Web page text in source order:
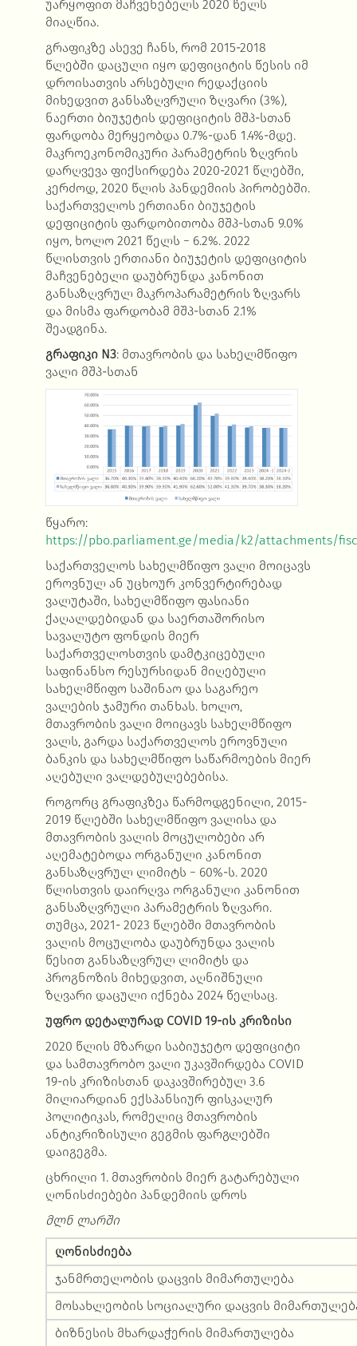
უარყოფით მაჩვენებელს 2020 წელს
მიაღწია.
გრაფიკზე ასევე ჩანს, რომ 2015-2018
წლებში დაცული იყო დეფიციტის წესის იმ
დროისათვის არსებული რედაქციის
მიხედვით განსაზღვრული ზღვარი (3%),
ნაერთი ბიუჯეტის დეფიციტის მშპ-სთან
ფარდობა მერყეობდა 0.7%-დან 1.4%-მდე.
მაკროეკონომიკური პარამეტრის ზღვრის
დარღვევა ფიქსირდება 2020-2021 წლებში,
კერძოდ, 2020 წლის პანდემიის პირობებში.
საქართველოს ერთიანი ბიუჯეტის
დეფიციტის ფარდობითობა მშპ-სთან 9.0%
იყო, ხოლო 2021 წელს − 6.2%. 2022
წლისთვის ერთიანი ბიუჯეტის დეფიციტის
მაჩვენებელი დაუბრუნდა კანონით
განსაზღვრულ მაკროპარამეტრის ზღვარს
და მისმა ფარდობამ მშპ-სთან 2.1%
შეადგინა.
გრაფიკიN3: მთავრობის და სახელმწიფო
ვალი მშპ-სთან
წყარო:
https://pbo.parliament.ge/media/k2/attachments/
საქართველოს სახელმწიფო ვალი მოიცავს
ეროვნულ ან უცხოურ კონვერტირებად
ვალუტაში, სახელმწიფო ფასიანი
ქაღალდებიდან და საერთაშორისო
სავალუტო ფონდის მიერ
საქართველოსთვის დამტკიცებული
საფინანსო რესურსიდან მიღებული
სახელმწიფო საშინაო და საგარეო
ვალების ჯამური თანხას. ხოლო,
მთავრობის ვალი მოიცავს სახელმწიფო
ვალს, გარდა საქართველოს ეროვნული
ბანკის და სახელმწიფო საწარმოების მიერ
აღებული ვალდებულებებისა.
როგორც გრაფიკზეა წარმოდგენილი, 2015-
2019 წლებში სახელმწიფო ვალისა და
მთავრობის ვალის მოცულობები არ
აღემატებოდა ორგანული კანონით
განსაზღვრულ ლიმიტს − 60%-ს. 2020
წლისთვის დაირღვა ორგანული კანონით
განსაზღვრული პარამეტრის ზღვარი.
თუმცა, 2021- 2023 წლებში მთავრობის
ვალის მოცულობა დაუბრუნდა ვალის
წესით განსაზღვრულ ლიმიტს და
პროგნოზის მიხედვით, აღნიშნული
ზღვარი დაცული იქნება 2024 წელსაც.
უფრო დეტალურად COVID 19-ის კრიზისი
2020 წლის მზარდი საბიუჯეტო დეფიციტი
და სამთავრობო ვალი უკავშირდება COVID
19-ის კრიზისთან დაკავშირებულ 3.6
მილიარდიან ექსპანსიურ ფისკალურ
პოლიტიკას, რომელიც მთავრობის
ანტიკრიზისული გეგმის ფარგლებში
დაიგეგმა.
ცხრილი 1. მთავრობის მიერ გატარებული
ღონისძიებები პანდემიის დროს
მლნ ლარში
ღონისძიება
ჯანმრთელობის დაცვის მიმართულება
მოსახლეობის სოციალური დაცვის
ბიზნესის მხარდაჭერის მიმართულება